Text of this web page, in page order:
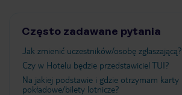
Często zadawane pytania
Jak zmienić uczestników/osobę zgłaszającą?
Czy w Hotelu będzie przedstawiciel TUI?
Na jakiej podstawie i gdzie otrzymam karty
pokładowe/bilety lotnicze?